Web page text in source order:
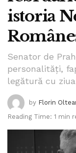
istoria
Senator de
personalități,
legătură cu
by Florin
Reading Time: 1 min